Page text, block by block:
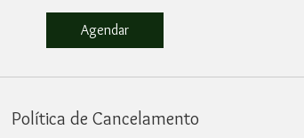
Agendar
Política de Cancelamento